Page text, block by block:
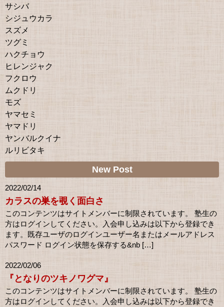
サシバ
シジュウカラ
スズメ
ツグミ
ハクチョウ
ヒレンジャク
フクロウ
ムクドリ
モズ
ヤマセミ
ヤマドリ
ヤンバルクイナ
ルリビタキ
New Post
2022/02/14
カラスの巣を覗く面白さ
このコンテンツはサイトメンバーに制限されています。 塾生の
方はログインしてください。入会申し込みは以下から登録でき
ます。既存ユーザのログインユーザー名またはメールアドレス
パスワード ログイン状態を保存する&nb […]
2022/02/06
『となりのツキノワグマ』
このコンテンツはサイトメンバーに制限されています。 塾生の
方はログインしてください。入会申し込みは以下から登録でき